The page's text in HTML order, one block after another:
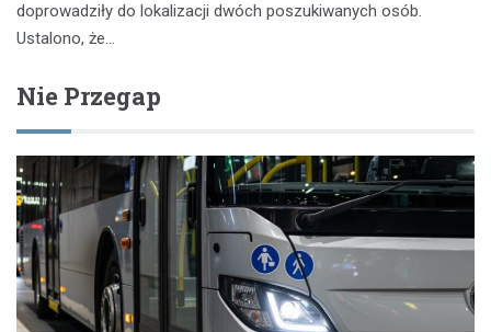
doprowadziły do lokalizacji dwóch poszukiwanych osób.
Ustalono, że…
Nie Przegap